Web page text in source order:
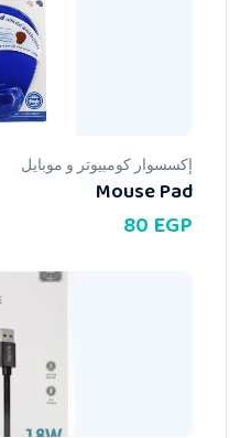
إكسسوار كومبيوتر و موبايل
Mouse Pad
80EGP